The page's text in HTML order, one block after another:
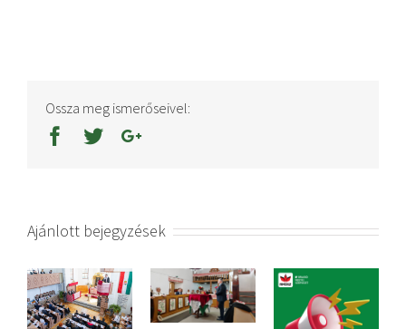
Ossza meg ismerőseivel:
Ajánlott bejegyzések